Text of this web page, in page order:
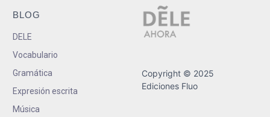
BLOG
DELE
Vocabulario
Gramática
Expresión escrita
Música
Copyright © 2025
Ediciones Fluo